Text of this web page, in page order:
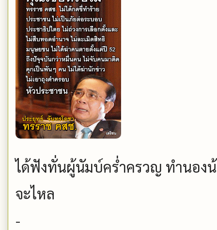
ได้ฟังทั่นผู้นัมบ์คร่ำครวญ ทำนอง
จะไหล
-